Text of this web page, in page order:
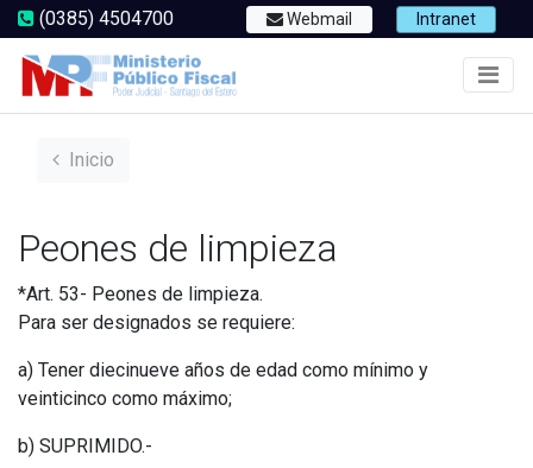
(0385) 4504700 Webmail Intranet
Inicio
Peones de limpieza
*Art. 53- Peones de limpieza.
Para ser designados se requiere:
a) Tener diecinueve años de edad como mínimo y
veinticinco como máximo;
b) SUPRIMIDO.-